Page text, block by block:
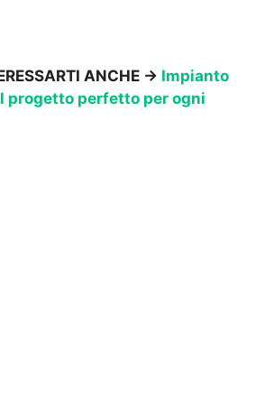
ANCHE → Impianto
progetto perfetto per ogni